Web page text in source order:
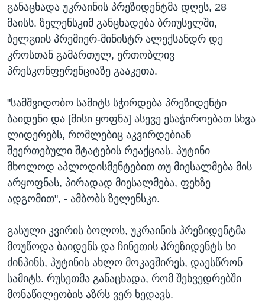
განაცხადა უკრაინის პრეზიდენტმა დღეს, 28
მაისს. ზელენსკიმ განცხადება ბრიუსელში,
ბელგიის პრემიერ-მინისტრ ალექსანდრ დე
კროსთან გამართულ, ერთობლივ
პრესკონფერენციაზე გააკეთა.
"სამშვიდობო სამიტს სჭირდება პრეზიდენტი
ბაიდენი და [მისი ყოფნა] ასევე ესაჭიროებათ სხვა
ლიდერებს, რომლებიც აკვირდებიან
შეერთებული შტატების რეაქციას. პუტინი
მხოლოდ აპლოდისმენტებით თუ მიესალმება მის
არყოფნას, პირადად მიესალმება, ფეხზე
ადგომით", - ამბობს ზელენსკი.
გასული კვირის ბოლოს, უკრაინის პრეზიდენტმა
მოუწოდა ბაიდენს და ჩინეთის პრეზიდენტს სი
ძინპინს, პუტინის ახლო მოკავშირეს, დაესწრონ
სამიტს. რუსეთმა განაცხადა, რომ შეხვედრებში
მონაწილეობის აზრს ვერ ხედავს.